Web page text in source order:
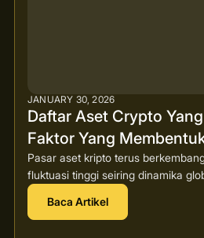
JANUARY 30, 2026
Daftar Aset Crypto
Faktor Yang
Pasar aset kripto terus
fluktuasi tinggi seiring dinamika
Baca Artikel